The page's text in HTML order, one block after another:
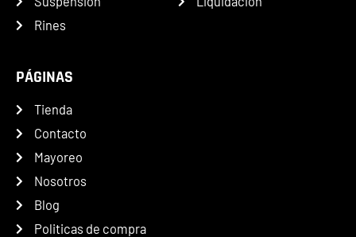
Rines
PÁGINAS
Tienda
Contacto
Mayoreo
Nosotros
Blog
Politicas de compra